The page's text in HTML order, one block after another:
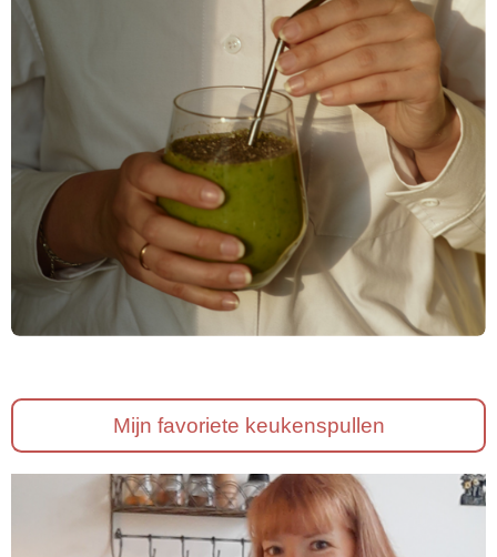
Mijn favoriete keukenspullen